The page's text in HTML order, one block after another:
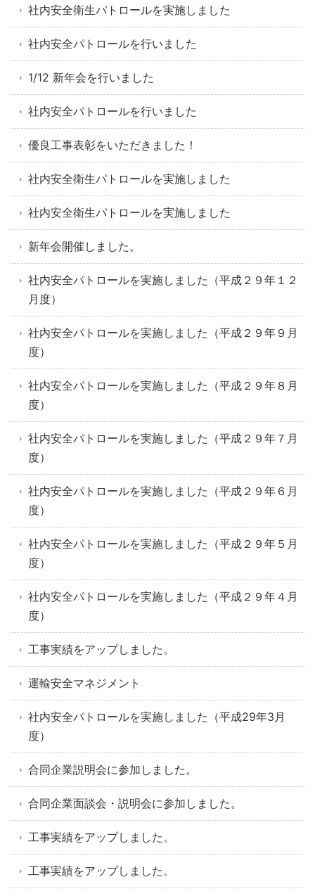
社内安全衛生パトロールを実施しました
社内安全パトロールを行いました
1/12 新年会を行いました
社内安全パトロールを行いました
優良工事表彰をいただきました！
社内安全衛生パトロールを実施しました
社内安全衛生パトロールを実施しました
新年会開催しました。
社内安全パトロールを実施しました（平成２９年１２
月度）
社内安全パトロールを実施しました（平成２９年９月
度）
社内安全パトロールを実施しました（平成２９年８月
度）
社内安全パトロールを実施しました（平成２９年７月
度）
社内安全パトロールを実施しました（平成２９年６月
度）
社内安全パトロールを実施しました（平成２９年５月
度）
社内安全パトロールを実施しました（平成２９年４月
度）
工事実績をアップしました。
運輸安全マネジメント
社内安全パトロールを実施しました（平成29年3月
度）
合同企業説明会に参加しました。
合同企業面談会・説明会に参加しました。
工事実績をアップしました。
工事実績をアップしました。